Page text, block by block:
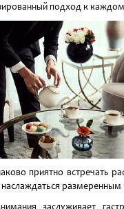
подход к
приятно встречать
наслаждаться